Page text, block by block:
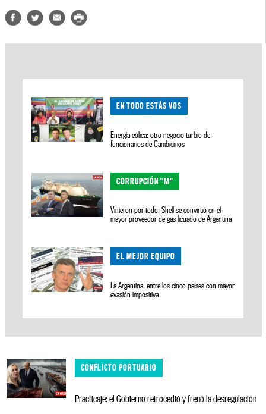
EN TODO ESTÁS VOS
Energía eólica: otro negocio turbio de
funcionarios de Cambiemos
CORRUPCIÓN "M"
Vinieron por todo: Shell se convirtió en el
mayor proveedor de gas licuado de Argentina
EL MEJOR EQUIPO
La Argentina, entre los cinco países con mayor
evasión impositiva
CONFLICTO PORTUARIO
Practicaje: el Gobierno retrocedió y frenó la desregulación